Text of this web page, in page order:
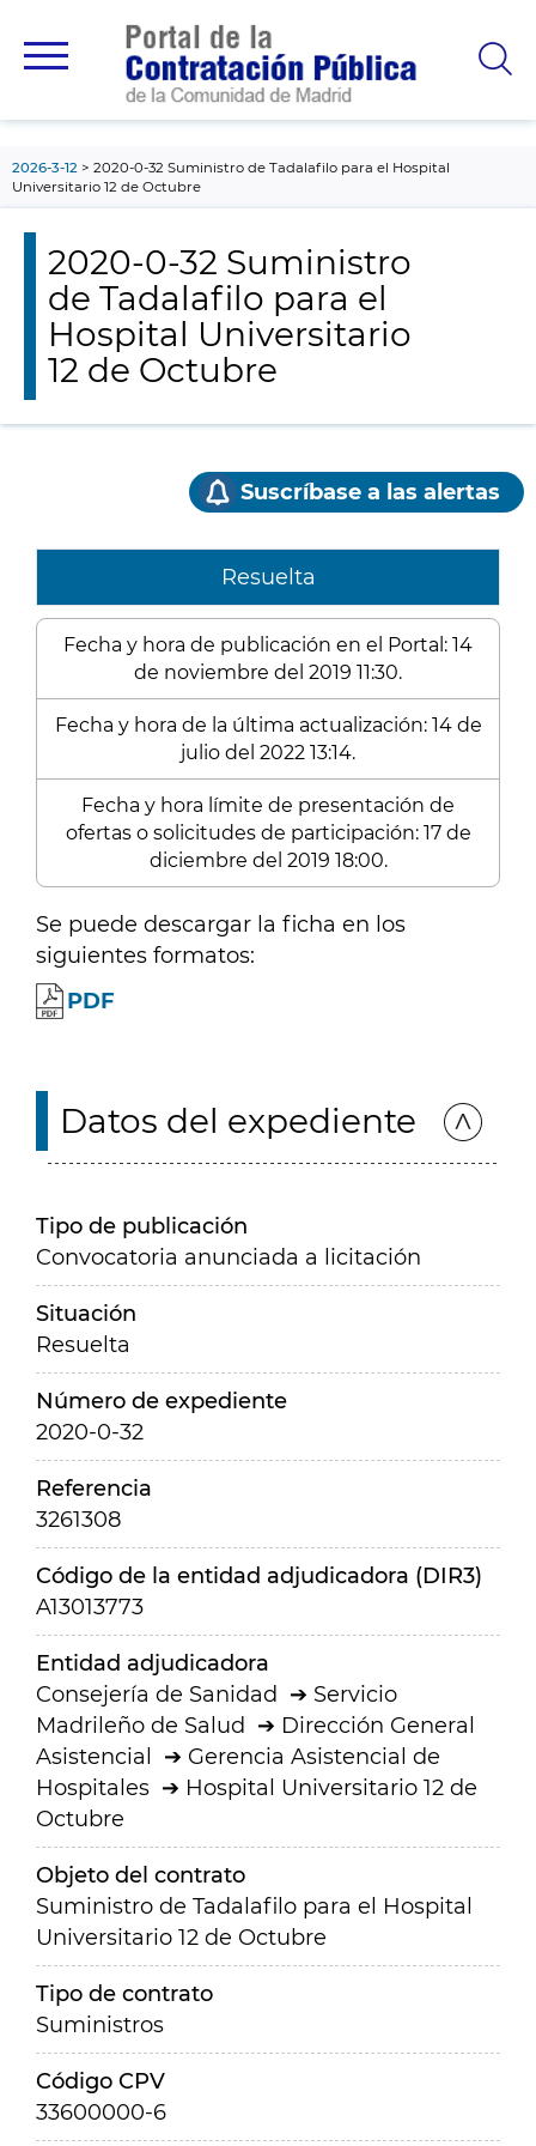
principal
2026-3-12
2020-0-32 Suministro de Tadalafilo para el Hospital
Universitario 12 de Octubre
2020-0-32 Suministro
de Tadalafilo para el
Hospital Universitario
12 de Octubre
Suscríbase a las alertas
Resuelta
Fecha y hora de publicación en el Portal: 14
de noviembre del 2019 11:30.
Fecha y hora de la última actualización: 14 de
julio del 2022 13:14.
Fecha y hora límite de presentación de
ofertas o solicitudes de participación: 17 de
diciembre del 2019 18:00.
Se puede descargar la ficha en los
siguientes formatos:
PDF
Datos del expediente
Tipo de publicación
Convocatoria anunciada a licitación
Situación
Resuelta
Número de expediente
2020-0-32
Referencia
3261308
Código de la entidad adjudicadora (DIR3)
A13013773
Entidad adjudicadora
Consejería de Sanidad
Servicio
Madrileño de Salud
Dirección General
Asistencial
Gerencia Asistencial de
Hospitales
Hospital Universitario 12 de
Octubre
Objeto del contrato
Suministro de Tadalafilo para el Hospital
Universitario 12 de Octubre
Tipo de contrato
Suministros
Código CPV
33600000-6